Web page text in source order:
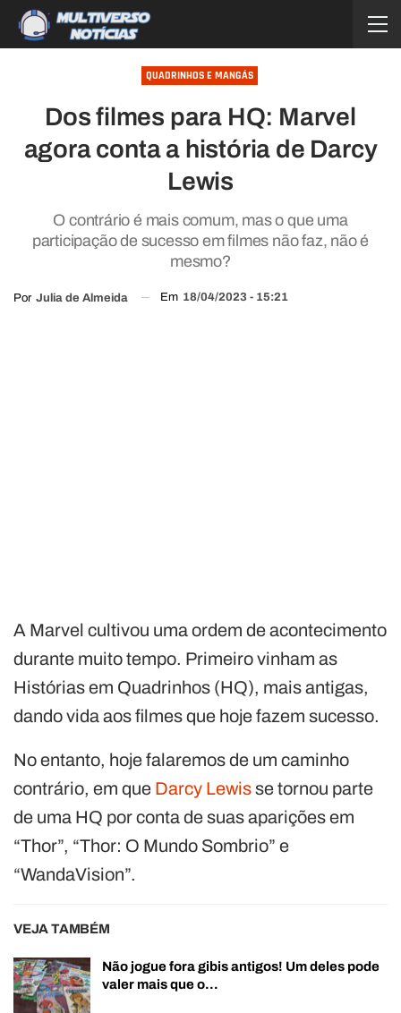
QUADRINHOS E MANGÁS
Dos filmes para HQ: Marvel
agora conta a história de Darcy
Lewis
O contrário é mais comum, mas o que uma
participação de sucesso em filmes não faz, não é
mesmo?
Por Julia de Almeida Em 18/04/2023 - 15:21
A Marvel cultivou uma ordem de acontecimento
durante muito tempo. Primeiro vinham as
Histórias em Quadrinhos (HQ), mais antigas,
dando vida aos filmes que hoje fazem sucesso.
No entanto, hoje falaremos de um caminho
contrário, em que Darcy Lewisse tornou parte
de uma HQ por conta de suas aparições em
“Thor”, “Thor: O Mundo Sombrio” e
“WandaVision”.
VEJA TAMBÉM
Não jogue fora gibis antigos! Um deles pode
valer mais que o…